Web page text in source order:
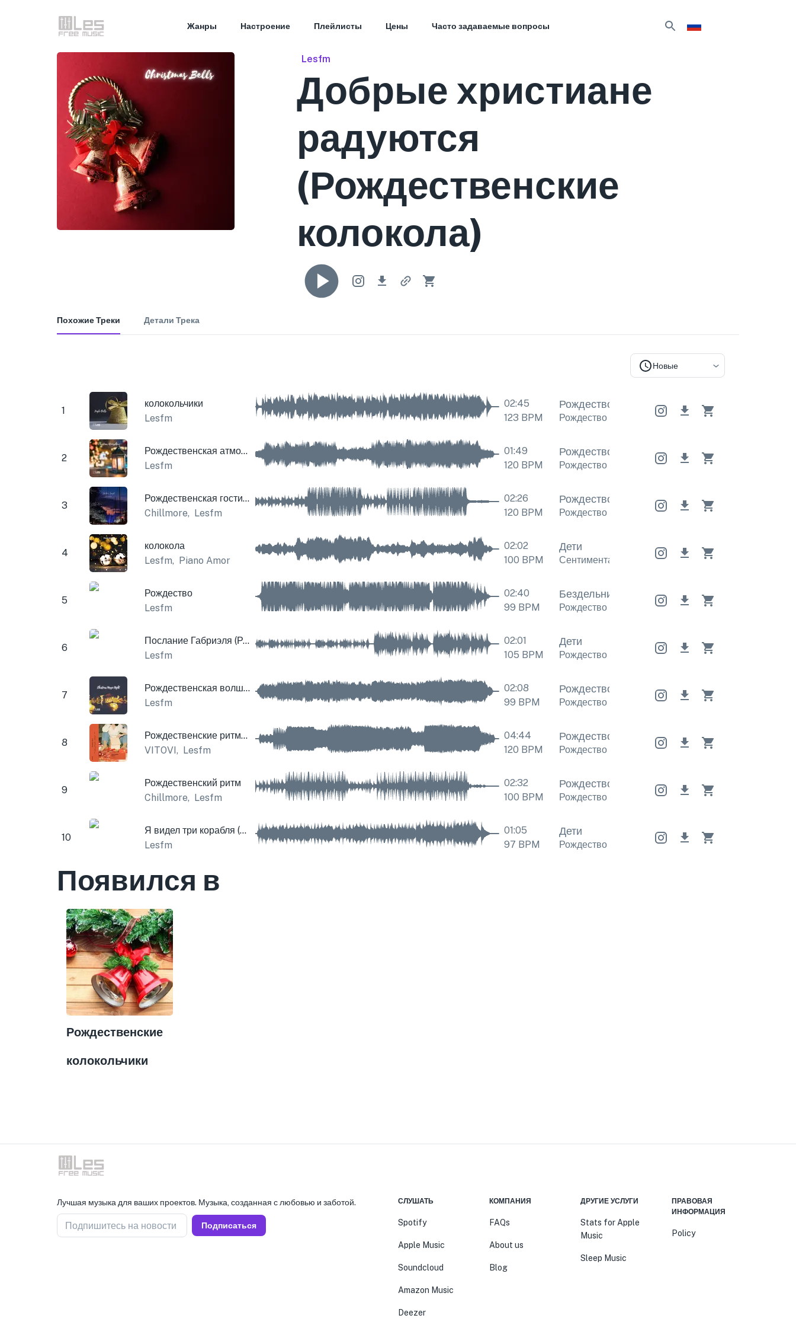
Жанры Настроение Плейлисты Цены Часто задаваемые вопросы
Lesfm
Добрые христиане
радуются
(Рождественские
колокола)
Похожие Треки Детали Трека
Новые
1
колокольчики
Lesfm
02:45
123 BPM
Рождество Рождество Рождество
Рождество Рождество Рождество
2
Рождественская атмосфера
Lesfm
01:49
120 BPM
Рождество Рождество Рождество
Рождество Рождество Рождество
3
Рождественская гостиная лофи
Chillmore, Lesfm
02:26
120 BPM
Рождество Рождество Рождество
Рождество Рождество Рождество
4
колокола
Lesfm, Piano Amor
02:02
100 BPM
Дети
Сентиментальный Рождество Сентиментальный
5
Рождество
Lesfm
02:40
99 BPM
Бездельничать Бездельничать
Рождество Рождество Рождество
6
Послание Габриэля (Рождественская музыкальная шкатулка и колокольчики)
Lesfm
02:01
105 BPM
Дети
Рождество Рождество Рождество
7
Рождественская волшебная ночь
Lesfm
02:08
99 BPM
Рождество Рождество Рождество
Рождество Рождество Рождество
8
Рождественские ритмы дома
VITOVI, Lesfm
04:44
120 BPM
Рождество Рождество Рождество
Рождество Рождество Рождество
9
Рождественский ритм
Chillmore, Lesfm
02:32
100 BPM
Рождество Рождество Рождество
Рождество Рождество Рождество
10
Я видел три корабля (Рождественские колокола)
Lesfm
01:05
97 BPM
Дети
Рождество Рождество Рождество
Появился в
Рождественские
колокольчики
Лучшая музыка для ваших проектов. Музыка, созданная с любовью и заботой.
Подпишитесь на новости Подписаться
СЛУШАТЬ
Spotify
Apple Music
Soundcloud
Amazon Music
Deezer
КОМПАНИЯ
FAQs
About us
Blog
ДРУГИЕ УСЛУГИ
Stats for Apple
Music
Sleep Music
ПРАВОВАЯ
ИНФОРМАЦИЯ
Policy